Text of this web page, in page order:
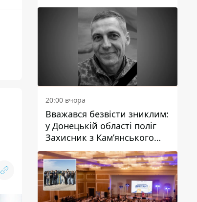
20:00 вчора
Вважався безвісти зниклим:
у Донецькій області поліг
Захисник з Кам’янського
Антон Красовський